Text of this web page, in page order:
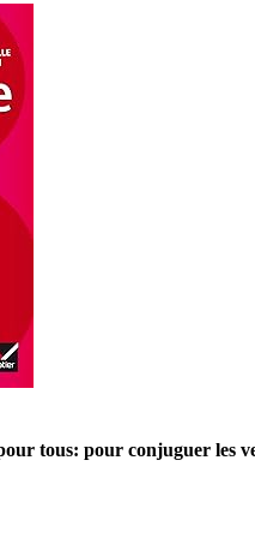
tous: pour conjuguer les